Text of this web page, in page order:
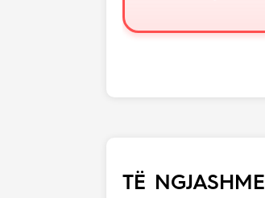
TË NGJASHME